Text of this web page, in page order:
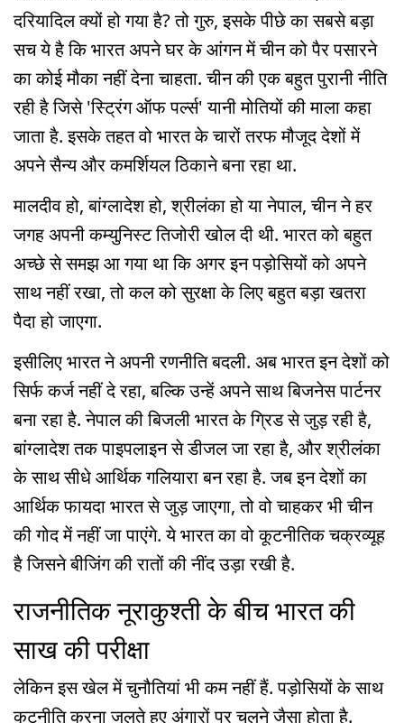
दरियादिल क्यों हो गया है? तो गुरु, इसके पीछे का सबसे बड़ा
सच ये है कि भारत अपने घर के आंगन में चीन को पैर पसारने
का कोई मौका नहीं देना चाहता. चीन की एक बहुत पुरानी नीति
रही है जिसे 'स्ट्रिंग ऑफ पर्ल्स' यानी मोतियों की माला कहा
जाता है. इसके तहत वो भारत के चारों तरफ मौजूद देशों में
अपने सैन्य और कमर्शियल ठिकाने बना रहा था.
मालदीव हो, बांग्लादेश हो, श्रीलंका हो या नेपाल, चीन ने हर
जगह अपनी कम्युनिस्ट तिजोरी खोल दी थी. भारत को बहुत
अच्छे से समझ आ गया था कि अगर इन पड़ोसियों को अपने
साथ नहीं रखा, तो कल को सुरक्षा के लिए बहुत बड़ा खतरा
पैदा हो जाएगा.
इसीलिए भारत ने अपनी रणनीति बदली. अब भारत इन देशों को
सिर्फ कर्ज नहीं दे रहा, बल्कि उन्हें अपने साथ बिजनेस पार्टनर
बना रहा है. नेपाल की बिजली भारत के ग्रिड से जुड़ रही है,
बांग्लादेश तक पाइपलाइन से डीजल जा रहा है, और श्रीलंका
के साथ सीधे आर्थिक गलियारा बन रहा है. जब इन देशों का
आर्थिक फायदा भारत से जुड़ जाएगा, तो वो चाहकर भी चीन
की गोद में नहीं जा पाएंगे. ये भारत का वो कूटनीतिक चक्रव्यूह
है जिसने बीजिंग की रातों की नींद उड़ा रखी है.
राजनीतिक नूराकुश्ती के बीच भारत की
साख की परीक्षा
लेकिन इस खेल में चुनौतियां भी कम नहीं हैं. पड़ोसियों के साथ
कूटनीति करना जलते हुए अंगारों पर चलने जैसा होता है.